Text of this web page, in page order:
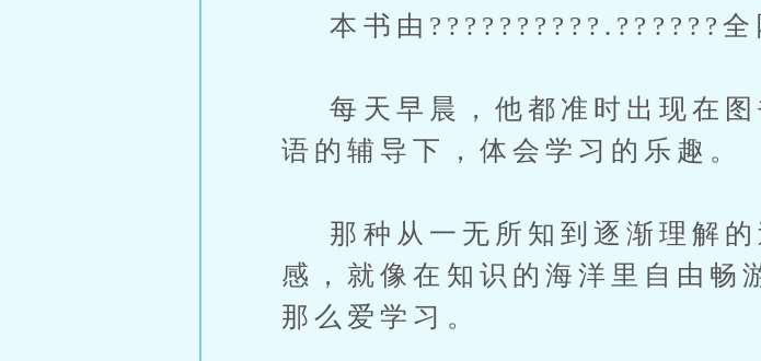
本书由??????????.??????全
每天早晨，他都准时出现在图
语的辅导下，体会学习的乐趣。
那种从一无所知到逐渐理解的
感，就像在知识的海洋里自由畅
那么爱学习。